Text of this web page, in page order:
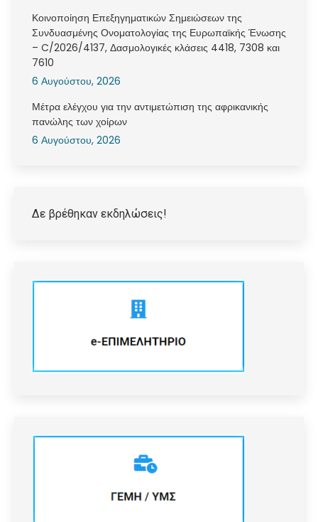
Κοινοποίηση Επεξηγηματικών Σημειώσεων της
Συνδυασμένης Ονοματολογίας της Ευρωπαϊκής Ένωσης
– C/2026/4137, Δασμολογικές κλάσεις 4418, 7308 και
7610
6 Αυγούστου, 2026
Μέτρα ελέγχου για την αντιμετώπιση της αφρικανικής
πανώλης των χοίρων
6 Αυγούστου, 2026
Δε βρέθηκαν εκδηλώσεις!